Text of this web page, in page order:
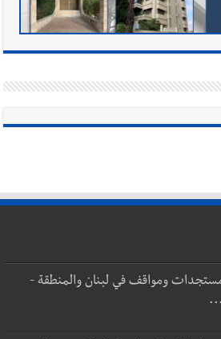
ومواقف في لبنان والمنطقة -